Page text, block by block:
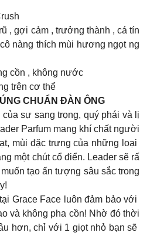
, gợi cảm , trưởng thành , cá tín
nàng thích mùi hương ngọt ng
cồn , không nước
trên cơ thể
CHUẨN ĐÀN ÔNG
sự sang trọng, quý phái và lị
Parfum mang khí chất người
mùi đặc trưng của những loại
một chút cổ điển. Leader sẽ rấ
tạo ấn tượng sâu sắc trong
Grace Face luôn đảm bảo với
và không pha cồn! Nhờ đó thời
hơn, chỉ với 1 giọt nhỏ bạn sẽ